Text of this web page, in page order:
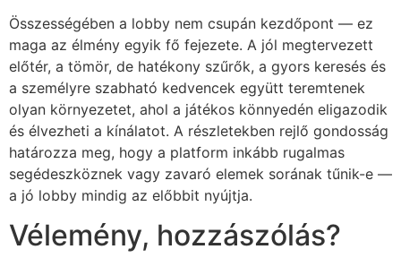
Összességében a lobby nem csupán kezdőpont — ez
maga az élmény egyik fő fejezete. A jól megtervezett
előtér, a tömör, de hatékony szűrők, a gyors keresés és
a személyre szabható kedvencek együtt teremtenek
olyan környezetet, ahol a játékos könnyedén eligazodik
és élvezheti a kínálatot. A részletekben rejlő gondosság
határozza meg, hogy a platform inkább rugalmas
segédeszköznek vagy zavaró elemek sorának tűnik-e —
a jó lobby mindig az előbbit nyújtja.
Vélemény, hozzászólás?